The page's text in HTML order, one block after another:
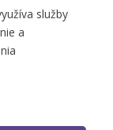
služby
a